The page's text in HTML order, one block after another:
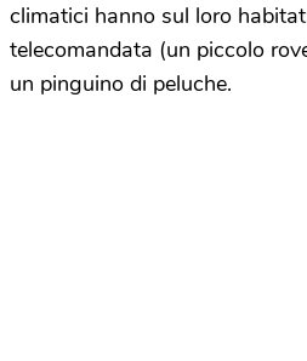
climatici hanno sul loro
telecomandata (un piccolo
un pinguino di peluche.